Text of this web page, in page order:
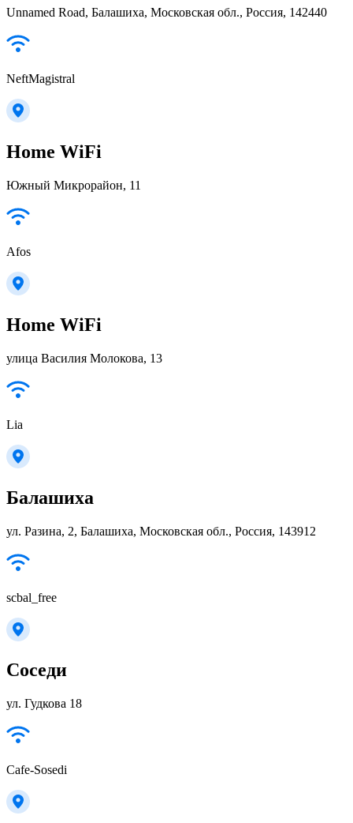
Unnamed Road, Балашиха, Московская обл., Россия, 142440
NeftMagistral
Home WiFi
Южный Микрорайон, 11
Afos
Home WiFi
улица Василия Молокова, 13
Lia
Балашиха
ул. Разина, 2, Балашиха, Московская обл., Россия, 143912
scbal_free
Соседи
ул. Гудкова 18
Cafe-Sosedi